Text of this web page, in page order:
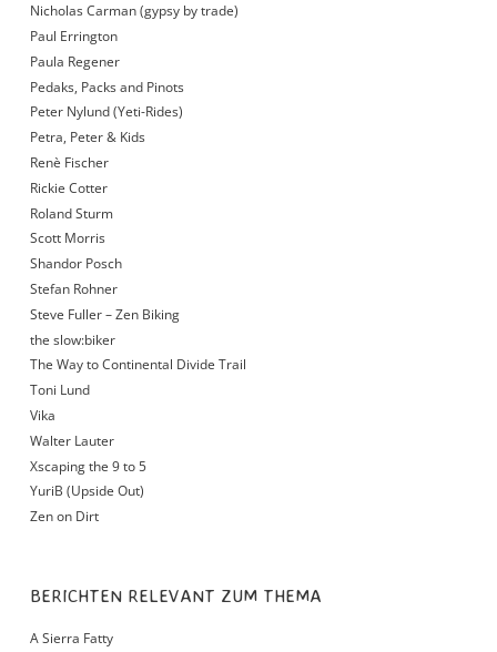
Nicholas Carman (gypsy by trade)
Paul Errington
Paula Regener
Pedaks, Packs and Pinots
Peter Nylund (Yeti-Rides)
Petra, Peter & Kids
Renè Fischer
Rickie Cotter
Roland Sturm
Scott Morris
Shandor Posch
Stefan Rohner
Steve Fuller – Zen Biking
the slow:biker
The Way to Continental Divide Trail
Toni Lund
Vika
Walter Lauter
Xscaping the 9 to 5
YuriB (Upside Out)
Zen on Dirt
BERICHTEN RELEVANT ZUM THEMA
A Sierra Fatty